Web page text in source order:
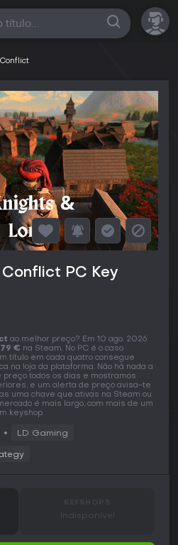
PC Key
ao melhor preço? Em 10 ago. 2026
€ na Steam. No PC é o caso
título em cada quatro consegue
na loja da plataforma. Não há nada a
todos os dias e mostramos
e um alerta de preço avisa-te
uma chave que ativas na Steam ou
é mais largo, com mais de um
keyshop.
LD Gaming
Indisponível